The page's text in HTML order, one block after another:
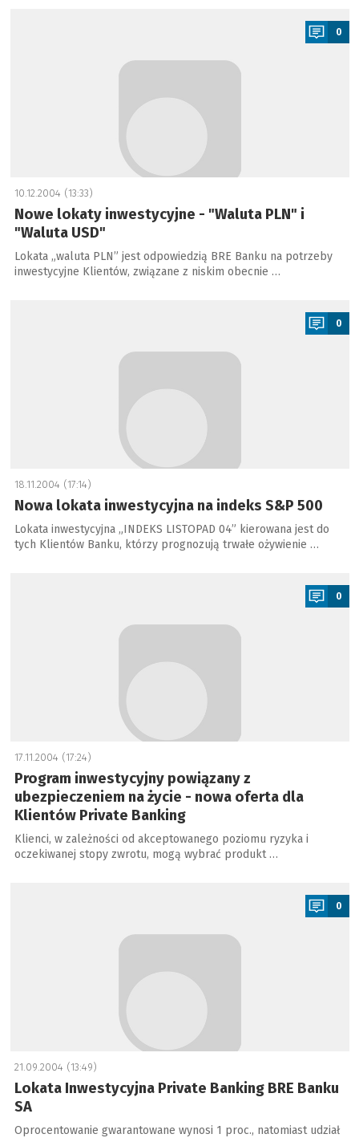
0
10.12.2004 (13:33)
Nowe lokaty inwestycyjne - "Waluta PLN" i
"Waluta USD"
Lokata „waluta PLN” jest odpowiedzią BRE Banku na potrzeby
inwestycyjne Klientów, związane z niskim obecnie …
0
18.11.2004 (17:14)
Nowa lokata inwestycyjna na indeks S&P 500
Lokata inwestycyjna „INDEKS LISTOPAD 04” kierowana jest do
tych Klientów Banku, którzy prognozują trwałe ożywienie …
0
17.11.2004 (17:24)
Program inwestycyjny powiązany z
ubezpieczeniem na życie - nowa oferta dla
Klientów Private Banking
Klienci, w zależności od akceptowanego poziomu ryzyka i
oczekiwanej stopy zwrotu, mogą wybrać produkt …
0
21.09.2004 (13:49)
Lokata Inwestycyjna Private Banking BRE Banku
SA
Oprocentowanie gwarantowane wynosi 1 proc., natomiast udział